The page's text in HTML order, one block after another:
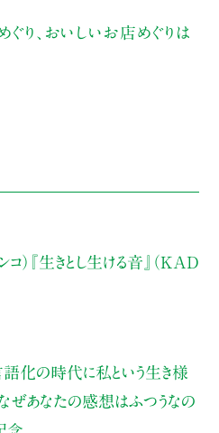
り、おいしいお店めぐりは
） 『生きとし生ける音』（KAD
語化の時代に私という生き様
なぜあなたの感想はふつうなの